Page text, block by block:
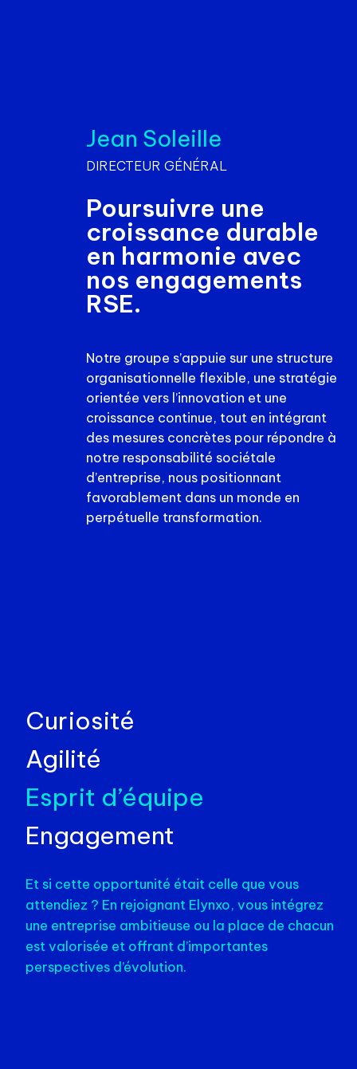
Jean Soleille
DIRECTEUR GÉNÉRAL
Poursuivre une
croissance durable
en harmonie avec
nos engagements
RSE.
Notre groupe s’appuie sur une structure
organisationnelle flexible, une stratégie
orientée vers l’innovation et une
croissance continue, tout en intégrant
des mesures concrètes pour répondre à
notre responsabilité sociétale
d’entreprise, nous positionnant
favorablement dans un monde en
perpétuelle transformation.
Curiosité
Agilité
Esprit d’équipe
Engagement
Et si cette opportunité était celle que vous
attendiez ? En rejoignant Elynxo, vous intégrez
une entreprise ambitieuse ou la place de chacun
est valorisée et offrant d’importantes
perspectives d’évolution.